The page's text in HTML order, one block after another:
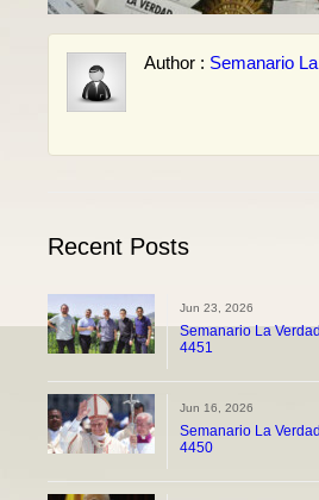
Author : Semanario
Recent Posts
Jun 23, 2026
Semanario La
4451
Jun 16, 2026
Semanario La
4450